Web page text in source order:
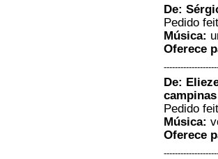
De:
Pedido
Música:
Oferece
De:
campinas
Pedido
Música:
Oferece